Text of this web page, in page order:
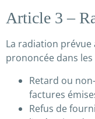
Article 3 –
La radiation prévue
prononcée dans les
Retard ou
factures
Refus de